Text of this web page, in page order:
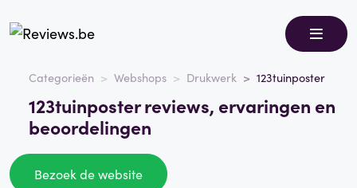
Categorieën Webshops Drukwerk 123tuinposter
123tuinposter reviews, ervaringen en
beoordelingen
Bezoek de website